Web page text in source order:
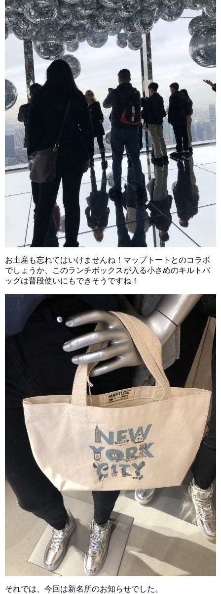
お土産も忘れてはいけませんね！マップトートとのコラボ
でしょうか、このランチボックスが入る小さめのキルトバ
ッグは普段使いにもできそうですね！
それでは、今回は新名所のお知らせでした。